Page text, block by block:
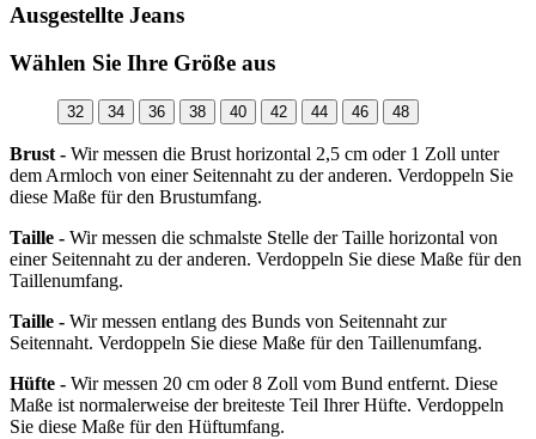
Ausgestellte Jeans
Wählen Sie Ihre Größe aus
32 34 36 38 40 42 44 46 48
Brust - Wir messen die Brust horizontal 2,5 cm oder 1 Zoll unter
dem Armloch von einer Seitennaht zu der anderen. Verdoppeln Sie
diese Maße für den Brustumfang.
Taille - Wir messen die schmalste Stelle der Taille horizontal von
einer Seitennaht zu der anderen. Verdoppeln Sie diese Maße für den
Taillenumfang.
Taille - Wir messen entlang des Bunds von Seitennaht zur
Seitennaht. Verdoppeln Sie diese Maße für den Taillenumfang.
Hüfte - Wir messen 20 cm oder 8 Zoll vom Bund entfernt. Diese
Maße ist normalerweise der breiteste Teil Ihrer Hüfte. Verdoppeln
Sie diese Maße für den Hüftumfang.